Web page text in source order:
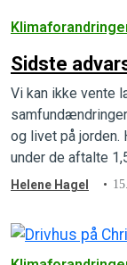
Sidste
Vi kan ikke vente
og livet på jorden.
under de aftalte
Helene Hagel